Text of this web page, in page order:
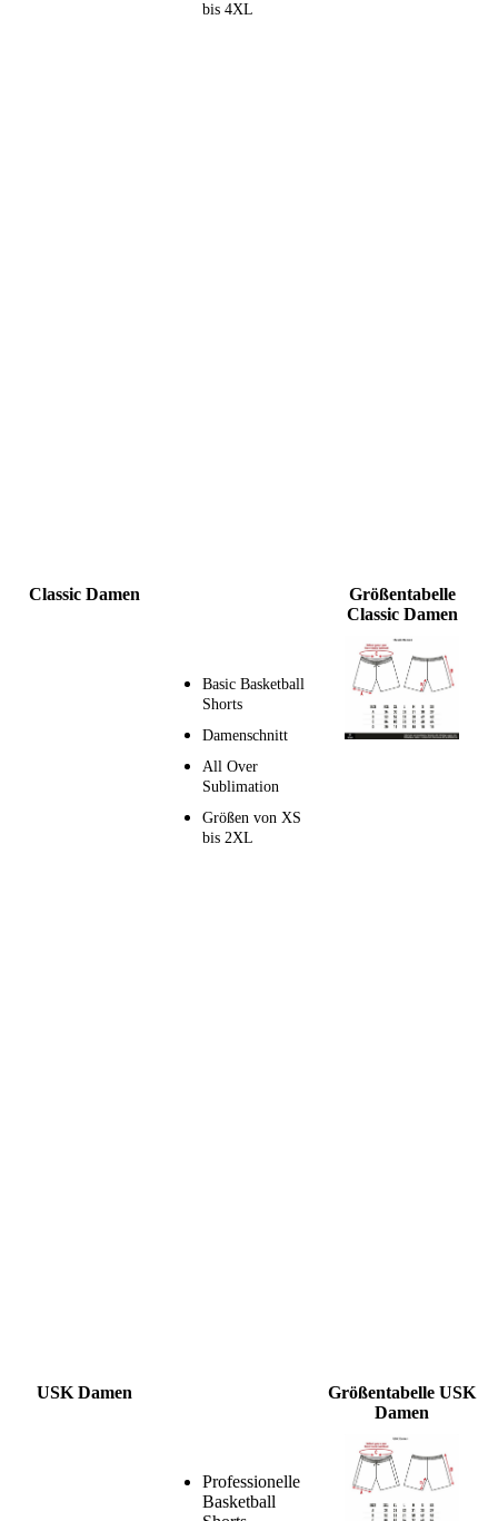
bis 4XL
Classic Damen
Größentabelle
Classic Damen
Basic Basketball
Shorts
Damenschnitt
All Over
Sublimation
Größen von XS
bis 2XL
USK Damen
Größentabelle USK
Damen
Professionelle
Basketball